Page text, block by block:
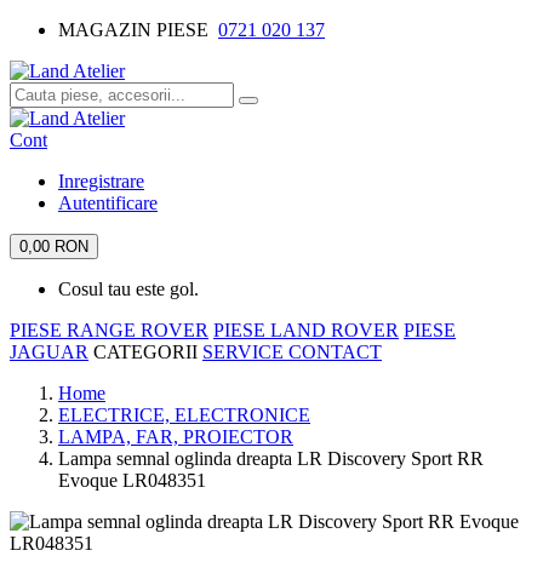
MAGAZIN PIESE 0721 020 137
Cont
Inregistrare
Autentificare
0,00 RON
Cosul tau este gol.
PIESE RANGE ROVER PIESE LAND ROVER PIESE
JAGUAR CATEGORII SERVICE CONTACT
Home
ELECTRICE, ELECTRONICE
LAMPA, FAR, PROIECTOR
Lampa semnal oglinda dreapta LR Discovery Sport RR
Evoque LR048351